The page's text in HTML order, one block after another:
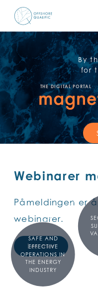
SKIP
MAIN
CONTENT
SAFE AND
EFFECTIVE
OPERATIONS IN
THE ENERGY
INDUSTRY
By
for
THE DIGITAL PORTAL
Webinarer
Påmeldingen er
webinarer.
Les mer